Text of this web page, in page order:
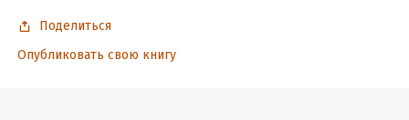
Поделиться
Опубликовать свою книгу